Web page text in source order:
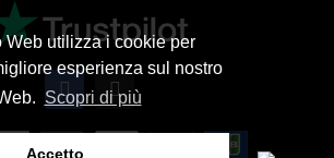
Web utilizza i cookie per
esperienza sul nostro
Scopri di più
Accetto